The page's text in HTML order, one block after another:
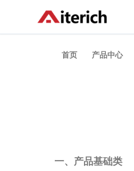
内
首页 产品中心
一、产品基础类